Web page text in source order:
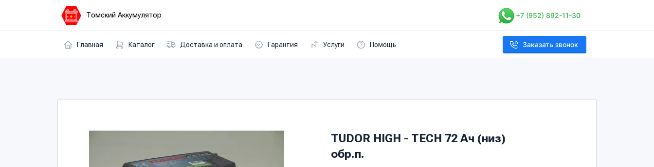
Томский Аккумулятор +7 (952) 892-11-30
Главная Каталог Доставка и оплата Гарантия Услуги Помощь Заказать звонок
TUDOR HIGH - TECH 72 Ач (низ)
обр.п.